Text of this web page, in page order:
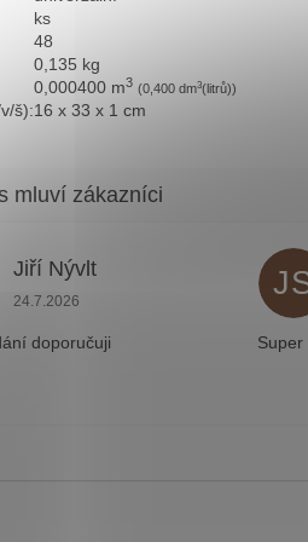
ks
48
0,135 kg
0,000400 m3 (0,400 dm3(litrů))
š):16 x 33 x 1 cm
Jiří Nývlt
Hodnocení obchodu je 5 z 5
24.7.2026
doporučuji Super